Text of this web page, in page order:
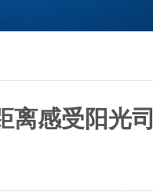
离感受阳光司